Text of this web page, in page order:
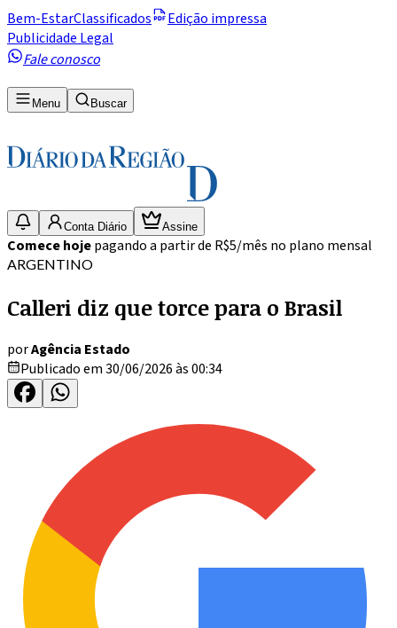
Bem-EstarClassificados
Edição impressa
Publicidade Legal
Fale conosco
Menu Buscar
Conta Diário Assine
Comece hojepagando a partir de R$5/mês no plano mensal
ARGENTINO
Calleri diz que torce para o Brasil
porAgência Estado
Publicado em 30/06/2026 às 00:34